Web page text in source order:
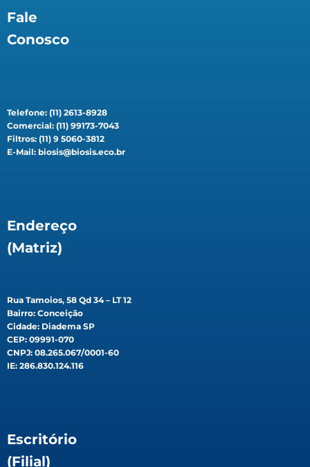
Fale
Conosco
Telefone: (11) 2613-8928
Comercial: (11) 99173-7043
Filtros: (11) 9 5060-3812
E-Mail: biosis@biosis.eco.br
Endereço
(Matriz)
Rua Tamoios, 58 Qd 34 – LT 12
Bairro: Conceição
Cidade: Diadema SP
CEP: 09991-070
CNPJ: 08.265.067/0001-60
IE: 286.830.124.116
Escritório
(Filial)